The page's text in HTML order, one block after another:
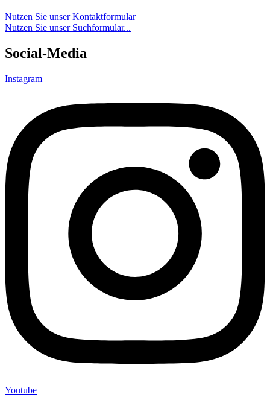
Nutzen Sie unser Kontaktformular
Nutzen Sie unser Suchformular...
Social-Media
Instagram
Youtube